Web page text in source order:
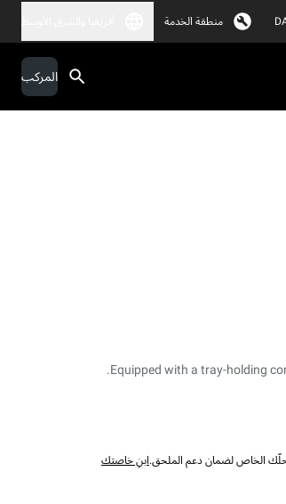
منطقة الخدمة
المركب
Equipped with a tray-holding
حلّك الخاص لضمان دعم الملحق.ابنِ خاصتك